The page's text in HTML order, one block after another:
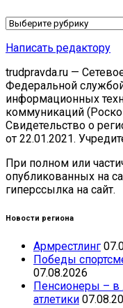
Рубрики
Написать редактору
trudpravda.ru —
Федеральной
информационных
коммуникаций
Свидетельство о
от 22.01.2021.
При полном или
опубликованных на
гиперссылка на сайт.
Новости региона
Армрестлинг
Победы
07.08.2026
Пенсионеры – в
атлетики